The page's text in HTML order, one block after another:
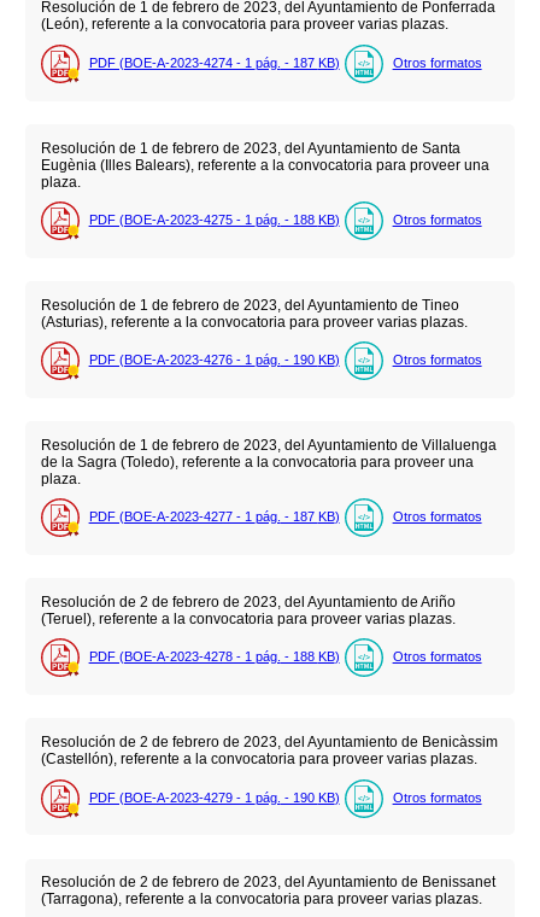
Resolución de 1 de febrero de 2023, del Ayuntamiento de Ponferrada
(León), referente a la convocatoria para proveer varias plazas.
PDF (BOE-A-2023-4274 - 1 pág. - 187 KB) Otros formatos
Resolución de 1 de febrero de 2023, del Ayuntamiento de Santa
Eugènia (Illes Balears), referente a la convocatoria para proveer una
plaza.
PDF (BOE-A-2023-4275 - 1 pág. - 188 KB) Otros formatos
Resolución de 1 de febrero de 2023, del Ayuntamiento de Tineo
(Asturias), referente a la convocatoria para proveer varias plazas.
PDF (BOE-A-2023-4276 - 1 pág. - 190 KB) Otros formatos
Resolución de 1 de febrero de 2023, del Ayuntamiento de Villaluenga
de la Sagra (Toledo), referente a la convocatoria para proveer una
plaza.
PDF (BOE-A-2023-4277 - 1 pág. - 187 KB) Otros formatos
Resolución de 2 de febrero de 2023, del Ayuntamiento de Ariño
(Teruel), referente a la convocatoria para proveer varias plazas.
PDF (BOE-A-2023-4278 - 1 pág. - 188 KB) Otros formatos
Resolución de 2 de febrero de 2023, del Ayuntamiento de Benicàssim
(Castellón), referente a la convocatoria para proveer varias plazas.
PDF (BOE-A-2023-4279 - 1 pág. - 190 KB) Otros formatos
Resolución de 2 de febrero de 2023, del Ayuntamiento de Benissanet
(Tarragona), referente a la convocatoria para proveer varias plazas.